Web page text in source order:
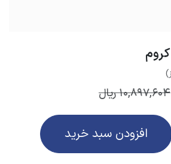
10,897,604ریال
افزودن سبد خرید